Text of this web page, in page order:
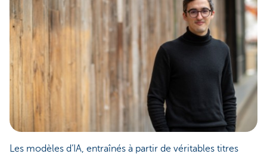
Les modèles d’IA, entraînés à partir de véritables titres